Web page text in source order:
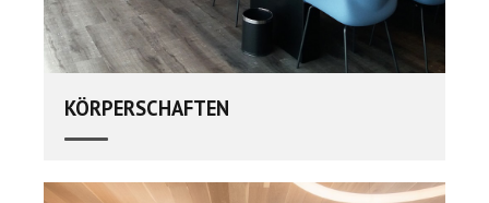
KÖRPERSCHAFTEN